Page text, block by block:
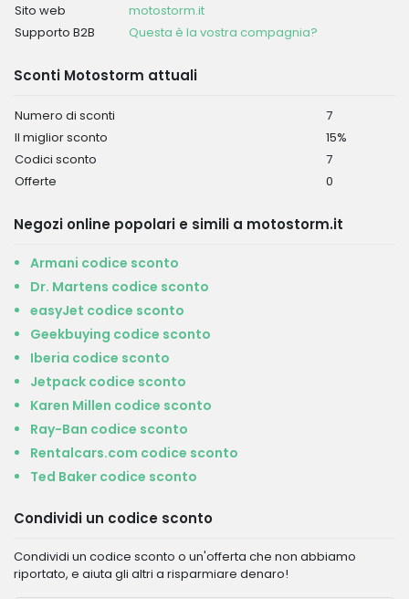
Sito web
motostorm.it
Supporto B2B
Questa è la vostra compagnia?
Sconti Motostorm attuali
Numero di sconti
7
Il miglior sconto
15%
Codici sconto
7
Offerte
0
Negozi online popolari e simili a motostorm.it
Armani codice sconto
Dr. Martens codice sconto
easyJet codice sconto
Geekbuying codice sconto
Iberia codice sconto
Jetpack codice sconto
Karen Millen codice sconto
Ray-Ban codice sconto
Rentalcars.com codice sconto
Ted Baker codice sconto
Condividi un codice sconto
Condividi un codice sconto o un'offerta che non abbiamo
riportato, e aiuta gli altri a risparmiare denaro!